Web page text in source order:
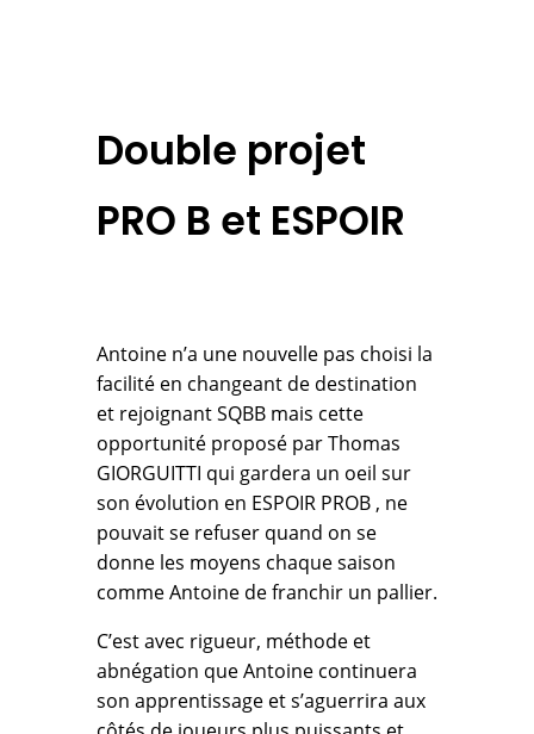
Double projet
PRO B et ESPOIR
Antoine n’a une nouvelle pas choisi la
facilité en changeant de destination
et rejoignant SQBB mais cette
opportunité proposé par Thomas
GIORGUITTI qui gardera un oeil sur
son évolution en ESPOIR PROB , ne
pouvait se refuser quand on se
donne les moyens chaque saison
comme Antoine de franchir un pallier.
C’est avec rigueur, méthode et
abnégation que Antoine continuera
son apprentissage et s’aguerrira aux